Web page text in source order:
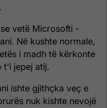
vetë Microsofti -
Në kushte normale,
i madh të kërkonte
t'i jepej atij.
ishte gjithçka veç e
nuk kishte nevojë